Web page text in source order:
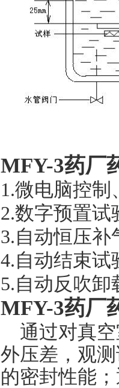
MFY-3药厂
1.微电脑控制
2.数字预置
3.自动恒压补
4.自动结束试
5.自动反吹卸
MFY-3药厂
通过对真空
外压差，观
的密封性能